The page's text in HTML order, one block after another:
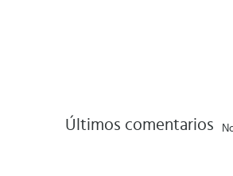
Últimos comentarios